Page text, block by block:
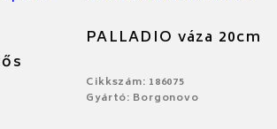
PALLADIO váza 20cm
Cikkszám: 186075
Gyártó: Borgonovo